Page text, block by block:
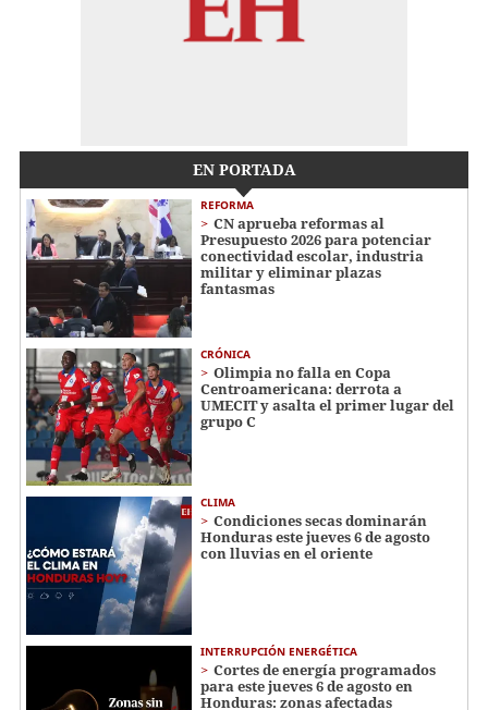
EN PORTADA
REFORMA
CN aprueba reformas al
Presupuesto 2026 para potenciar
conectividad escolar, industria
militar y eliminar plazas
fantasmas
CRÓNICA
Olimpia no falla en Copa
Centroamericana: derrota a
UMECIT y asalta el primer lugar del
grupo C
CLIMA
Condiciones secas dominarán
Honduras este jueves 6 de agosto
con lluvias en el oriente
INTERRUPCIÓN ENERGÉTICA
Cortes de energía programados
para este jueves 6 de agosto en
Honduras: zonas afectadas